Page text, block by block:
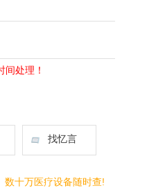
处理！
找忆言
数十万医疗设备随时查!